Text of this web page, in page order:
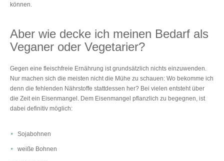
können.
Aber wie decke ich meinen Bedarf als
Veganer oder Vegetarier?
Gegen eine fleischfreie Ernährung ist grundsätzlich nichts einzuwenden.
Nur machen sich die meisten nicht die Mühe zu schauen: Wo bekomme ich
denn die fehlenden Nährstoffe stattdessen her? Bei vielen entsteht über
die Zeit ein Eisenmangel. Dem Eisenmangel pflanzlich zu begegnen, ist
dabei definitiv möglich:
Sojabohnen
weiße Bohnen